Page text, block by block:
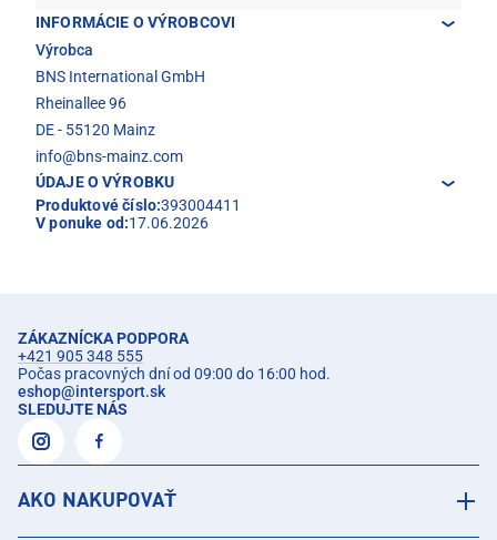
INFORMÁCIE O VÝROBCOVI
Výrobca
BNS International GmbH
Rheinallee 96
DE - 55120 Mainz
info@bns-mainz.com
ÚDAJE O VÝROBKU
Produktové číslo:393004411
V ponuke od:17.06.2026
ZÁKAZNÍCKA PODPORA
+421 905 348 555
Počas pracovných dní od 09:00 do 16:00 hod.
eshop@intersport.sk
SLEDUJTE NÁS
AKO NAKUPOVAŤ